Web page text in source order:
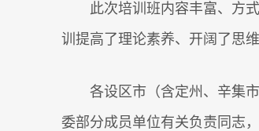
此次培训班内容丰富、方
训提高了理论素养、开阔了思
各设区市（含定州、辛集
委部分成员单位有关负责同志